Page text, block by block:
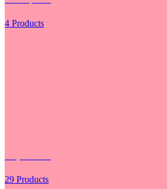
4 Products
29 Products